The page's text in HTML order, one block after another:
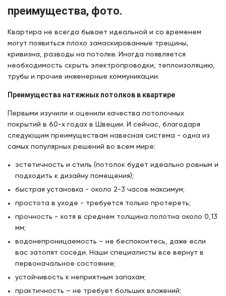
преимущества, фото.
Квартира не всегда бывает идеальной и со временем
могут появиться плохо замаскированные трещины,
кривизна, разводы на потолке. Иногда появляется
необходимость скрыть электропроводки, теплоизоляцию,
трубы и прочие инженерные коммуникации.
Преимущества натяжных потолков в квартире
Первыми изучили и оценили качества потолочных
покрытий в 60-х годах в Швеции. И сейчас, благодаря
следующим преимуществам навесная система - одна из
самых популярных решений во всем мире:
эстетичность и стиль (потолок будет идеально ровным и
подходить к дизайну помещения);
быстрая установка - около 2-3 часов максимум;
простота в уходе - требуется только протереть;
прочность - хотя в среднем толщина полотна около 0,13
мм;
водонепроницаемость – не беспокоитесь, даже если
вас затопят соседи. Наши специалисты все вернут в
первоначальное состояние;
устойчивость к неприятным запахам;
практичность – не требует больших вложений;